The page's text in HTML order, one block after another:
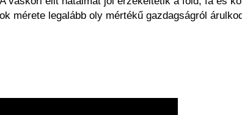
mérete legalább oly mértékű gazdagságról